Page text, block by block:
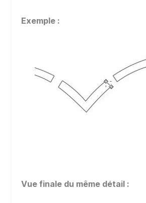
Exemple :
Vue finale du même détail :